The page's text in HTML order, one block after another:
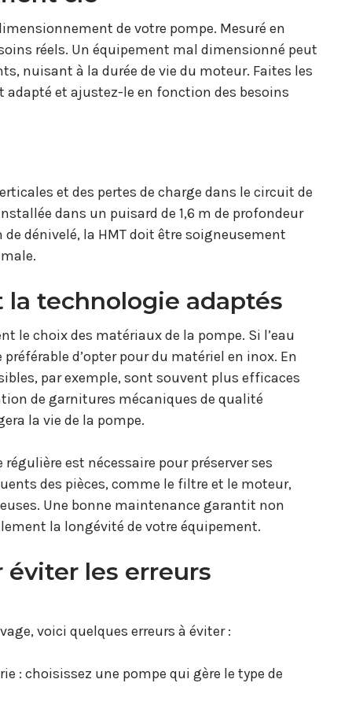
de votre pompe. Mesuré en
réels. Un équipement mal dimensionné peut
nuisant à la durée de vie du moteur. Faites les
et ajustez-le en fonction des besoins
et des pertes de charge dans le circuit de
dans un puisard de 1,6 m de profondeur
dénivelé, la HMT doit être soigneusement
technologie adaptés
le choix des matériaux de la pompe. Si l’eau
d’opter pour du matériel en inox. En
par exemple, sont souvent plus efficaces
de garnitures mécaniques de qualité
la vie de la pompe.
est nécessaire pour préserver ses
des pièces, comme le filtre et le moteur,
Une bonne maintenance garantit non
la longévité de votre équipement.
éviter les erreurs
voici quelques erreurs à éviter :
: choisissez une pompe qui gère le type de